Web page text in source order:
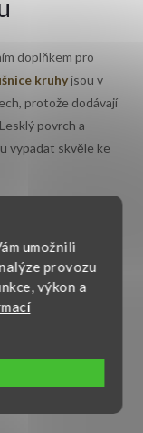
umožnili
provozu
výkon a
doplňkem pro
kruhyjsou v
protože dodávají
povrch a
vypadat skvěle ke
chtějí být v